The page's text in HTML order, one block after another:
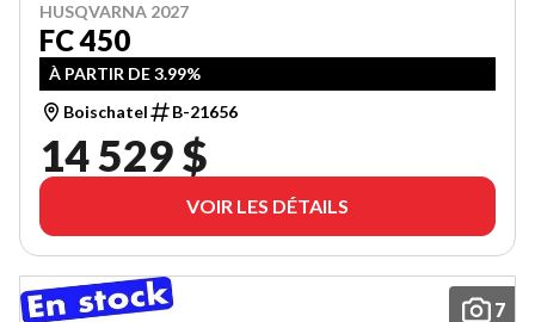
HUSQVARNA 2027
FC 450
À PARTIR DE 3.99%
Boischatel
B-21656
14 529 $
VOIR LES DÉTAILS
7